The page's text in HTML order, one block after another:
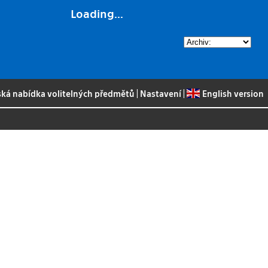
Loading...
nabídka volitelných předmětů Nastavení| English version